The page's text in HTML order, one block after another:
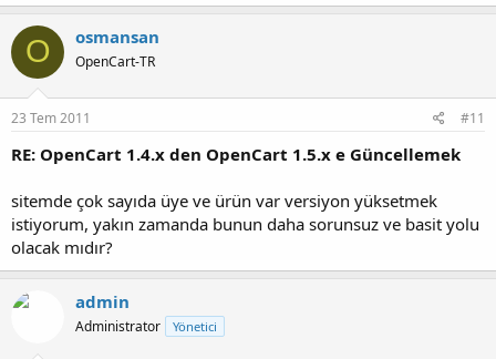
O osmansan
OpenCart-TR
23 Tem 2011 #11
RE: OpenCart 1.4.x den OpenCart 1.5.x e Güncellemek
sitemde çok sayıda üye ve ürün var versiyon yüksetmek
istiyorum, yakın zamanda bunun daha sorunsuz ve basit yolu
olacak mıdır?
admin
Administrator Yönetici